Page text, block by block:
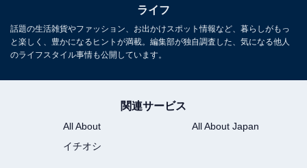
所在地：大阪府貝塚市二色3丁目26-1
電車：南海本線「貝塚駅」より徒歩約25分
バス：南海本線「貝塚駅」東口から水鉄バス「市民の
電話番号：072-431-8457
ライフ
話題の生活雑貨やファッション、お出かけスポット情報など、暮らしがもっ
と楽しく、豊かになるヒントが満載。編集部が独自調査した、気になる他人
のライフスタイル事情も公開しています。
関連サービス
All About
All About Japan
イチオシ